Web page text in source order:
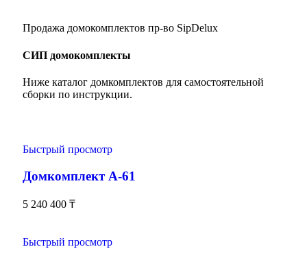
Продажа домокомплектов пр-во SipDelux
СИП домокомплекты
Ниже каталог домкомплектов для самостоятельной
сборки по инструкции.
Быстрый просмотр
Домкомплект А-61
5 240 400 ₸
Быстрый просмотр